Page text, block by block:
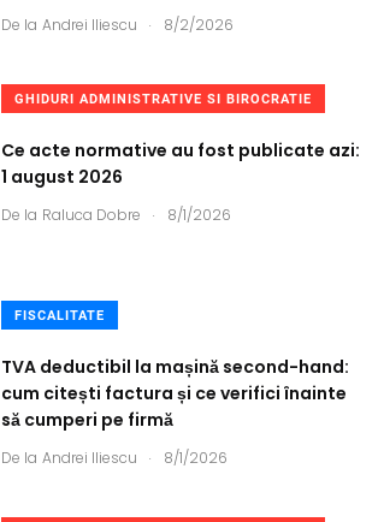
De la Andrei Iliescu . 8/2/2026
GHIDURI ADMINISTRATIVE SI BIROCRATIE
Ce acte normative au fost publicate azi:
1 august 2026
De la Raluca Dobre . 8/1/2026
FISCALITATE
TVA deductibil la mașină second-hand:
cum citești factura și ce verifici înainte
să cumperi pe firmă
De la Andrei Iliescu . 8/1/2026